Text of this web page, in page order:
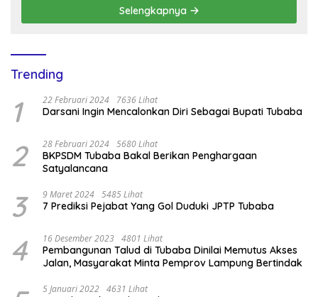
Selengkapnya
Trending
1 22 Februari 2024 7636 Lihat
Darsani Ingin Mencalonkan Diri Sebagai Bupati Tubaba
2 28 Februari 2024 5680 Lihat
BKPSDM Tubaba Bakal Berikan Penghargaan
Satyalancana
3 9 Maret 2024 5485 Lihat
7 Prediksi Pejabat Yang Gol Duduki JPTP Tubaba
4 16 Desember 2023 4801 Lihat
Pembangunan Talud di Tubaba Dinilai Memutus Akses
Jalan, Masyarakat Minta Pemprov Lampung Bertindak
5 Januari 2022 4631 Lihat